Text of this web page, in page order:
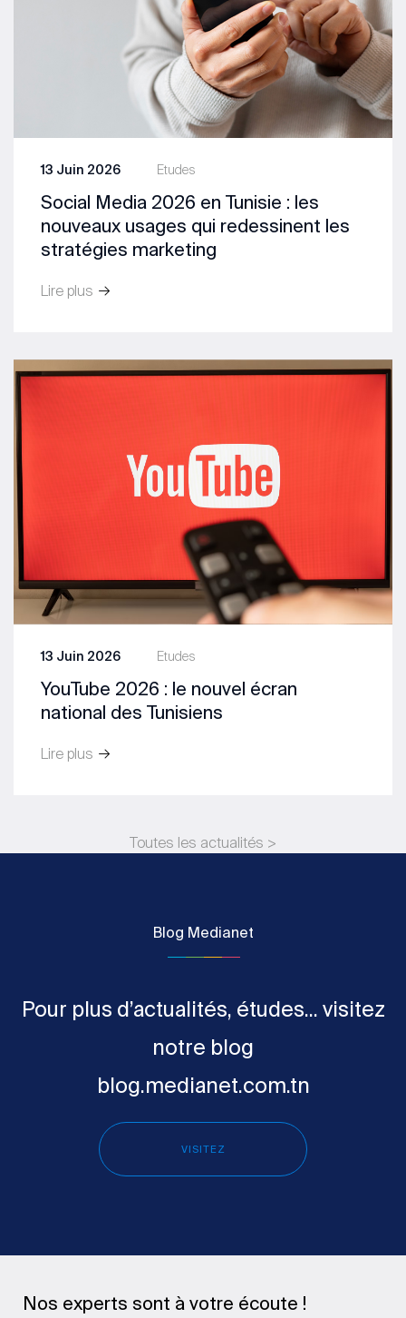
Etudes
13 Juin 2026
Social Media 2026 en Tunisie : les
nouveaux usages qui redessinent les
stratégies marketing
Lire plus
Etudes
13 Juin 2026
YouTube 2026 : le nouvel écran
national des Tunisiens
Lire plus
Toutes les actualités >
Blog Medianet
Pour plus d’actualités, études... visitez
notre blog
blog.medianet.com.tn
VISITEZ
Nos experts sont à votre écoute !